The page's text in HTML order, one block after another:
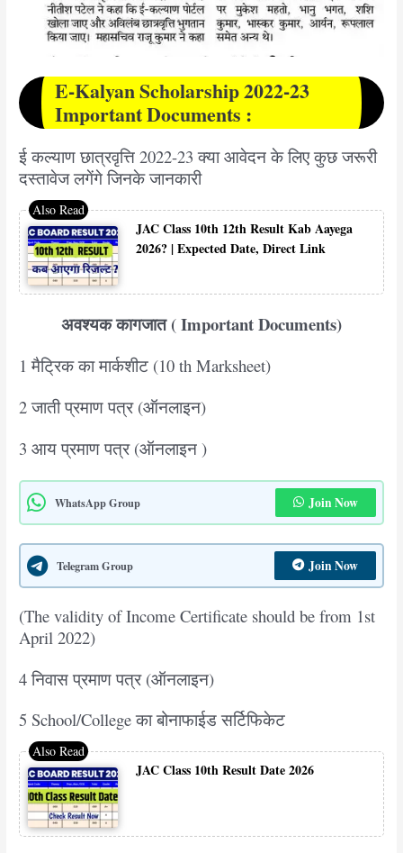
E-Kalyan Scholarship 2022-23
Important Documents :
ई कल्याण छात्रवृत्ति 2022-23 क्या आवेदन के लिए कुछ जरूरी
दस्तावेज लगेंगे जिनके जानकारी
JAC Class 10th 12th Result Kab Aayega
2026? | Expected Date, Direct Link
अवश्यक कागजात ( Important Documents)
1 मैट्रिक का मार्कशीट (10 th Marksheet)
2 जाती प्रमाण पत्र (ऑनलाइन)
3 आय प्रमाण पत्र (ऑनलाइन )
WhatsApp Group Join Now
Telegram Group Join Now
(The validity of Income Certificate should be from 1st
April 2022)
4 निवास प्रमाण पत्र (ऑनलाइन)
5 School/College का बोनाफाईड सर्टिफिकेट
JAC Class 10th Result Date 2026